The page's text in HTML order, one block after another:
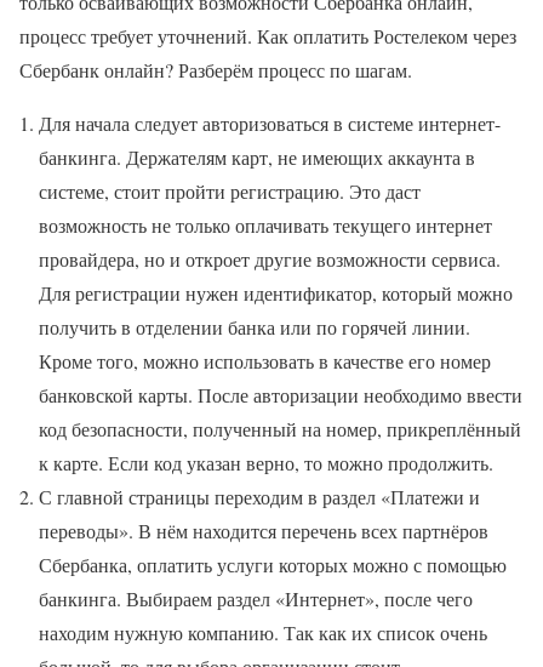
процесс требует уточнений. Как оплатить Ростелеком через
Сбербанк онлайн? Разберём процесс по шагам.
Для начала следует авторизоваться в системе интернет-
банкинга. Держателям карт, не имеющих аккаунта в
системе, стоит пройти регистрацию. Это даст
возможность не только оплачивать текущего интернет
провайдера, но и откроет другие возможности сервиса.
Для регистрации нужен идентификатор, который можно
получить в отделении банка или по горячей линии.
Кроме того, можно использовать в качестве его номер
банковской карты. После авторизации необходимо ввести
код безопасности, полученный на номер, прикреплённый
к карте. Если код указан верно, то можно продолжить.
С главной страницы переходим в раздел «Платежи и
переводы». В нём находится перечень всех партнёров
Сбербанка, оплатить услуги которых можно с помощью
банкинга. Выбираем раздел «Интернет», после чего
находим нужную компанию. Так как их список очень